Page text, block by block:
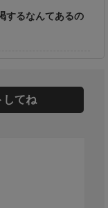
するなんてあるの
してね